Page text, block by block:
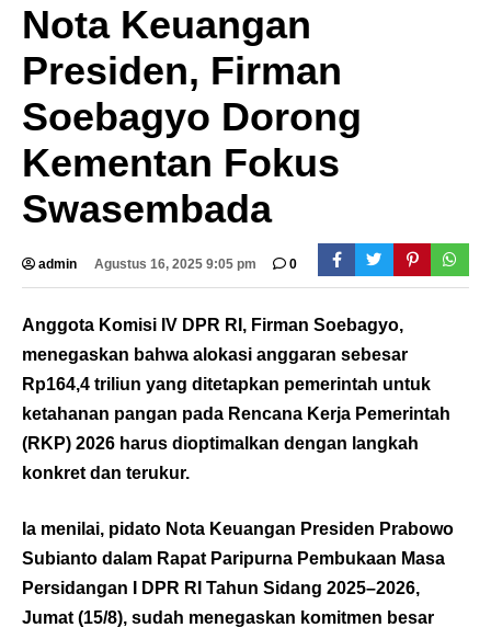
Nota Keuangan
Presiden, Firman
Soebagyo Dorong
Kementan Fokus
Swasembada
admin Agustus 16, 2025 9:05 pm 0
Anggota Komisi IV DPR RI, Firman Soebagyo,
menegaskan bahwa alokasi anggaran sebesar
Rp164,4 triliun yang ditetapkan pemerintah untuk
ketahanan pangan pada Rencana Kerja Pemerintah
(RKP) 2026 harus dioptimalkan dengan langkah
konkret dan terukur.
Ia menilai, pidato Nota Keuangan Presiden Prabowo
Subianto dalam Rapat Paripurna Pembukaan Masa
Persidangan I DPR RI Tahun Sidang 2025–2026,
Jumat (15/8), sudah menegaskan komitmen besar